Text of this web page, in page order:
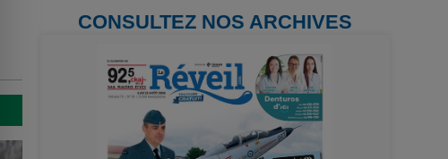
CONSULTEZ NOS ARCHIVES